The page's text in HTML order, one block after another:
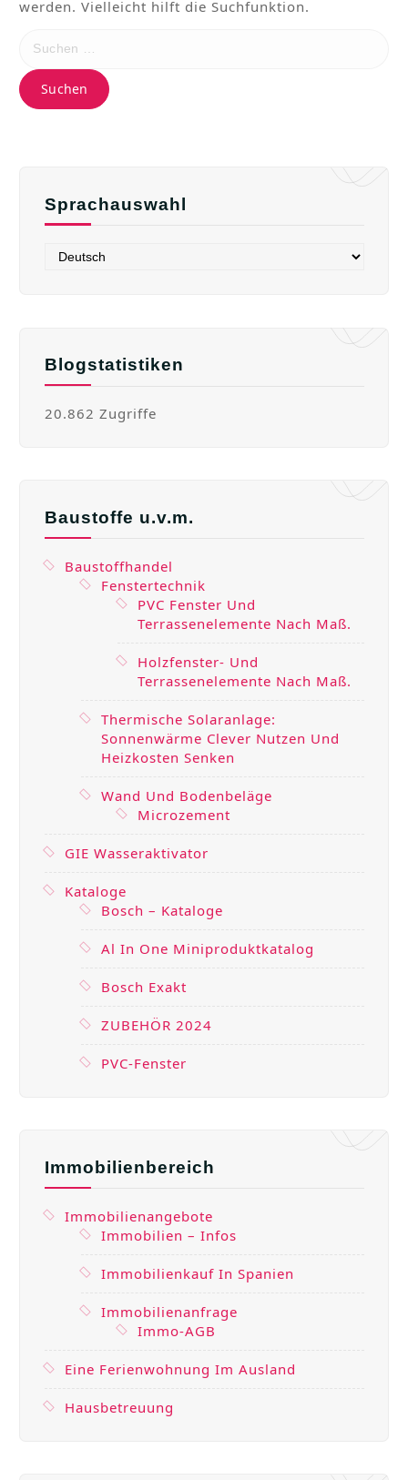
werden. Vielleicht hilft die Suchfunktion.
Sprachauswahl
Blogstatistiken
20.862 Zugriffe
Baustoffe u.v.m.
Baustoffhandel
Fenstertechnik
PVC Fenster Und
Terrassenelemente Nach Maß.
Holzfenster- Und
Terrassenelemente Nach Maß.
Thermische Solaranlage:
Sonnenwärme Clever Nutzen Und
Heizkosten Senken
Wand Und Bodenbeläge
Microzement
GIE Wasseraktivator
Kataloge
Bosch – Kataloge
Al In One Miniproduktkatalog
Bosch Exakt
ZUBEHÖR 2024
PVC-Fenster
Immobilienbereich
Immobilienangebote
Immobilien – Infos
Immobilienkauf In Spanien
Immobilienanfrage
Immo-AGB
Eine Ferienwohnung Im Ausland
Hausbetreuung